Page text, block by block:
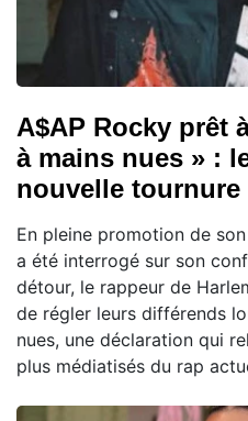
A$AP Rocky prêt
à mains nues » :
nouvelle tournure
En pleine promotion de
a été interrogé sur son
détour, le rappeur de
de régler leurs différends
nues, une déclaration qui
plus médiatisés du rap